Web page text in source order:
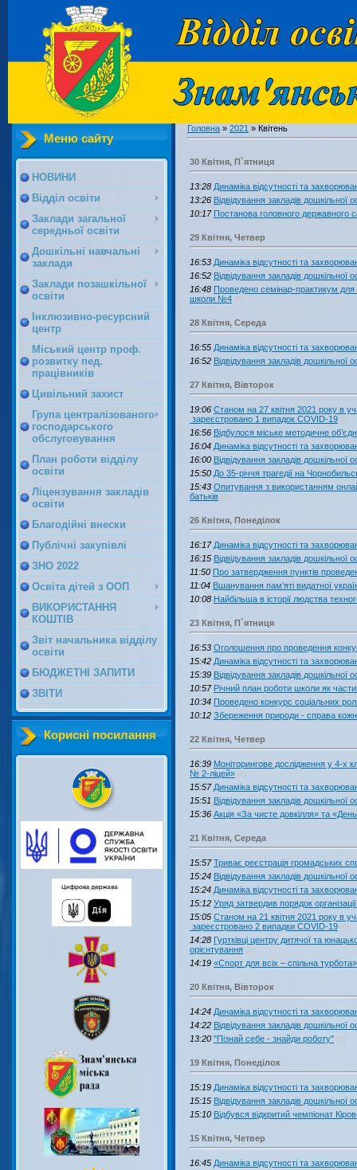
Меню сайту
НОВИНИ
Відділ освіти
Заклади загальної
середньої освіти
Дошкільні навчальні
заклади
Заклади позашкільної
освіти
Інклюзивно-ресурсний
центр
Міський центр проф.
розвитку пед.
працівників
Цивільний захист
Група централізованого
господарського
обслуговування
План роботи відділу
освіти
Ліцензування закладів
освіти
Благодійні внески
Публічні закупівлі
ЗНО 2022
Освіта дітей з ООП
ВИКОРИСТАННЯ
КОШТІВ
Звіт начальника відділу
освіти
БЮДЖЕТНІ ЗАПИТИ
ЗВІТИ
Корисні посилання
Головна » 2021 » Квітень
30 Квітня, П`ятниця
13:28 Динаміка відсутності та
13:26 Відвідування закладів дошкільної
10:17 Постанова головного державного
29 Квітня, Четвер
16:53 Динаміка відсутності та
16:52 Відвідування закладів дошкільної
16:48 Проведено семінар-практикум для
школи №4
28 Квітня, Середа
16:55 Динаміка відсутності та
16:52 Відвідування закладів дошкільної
27 Квітня, Вівторок
19:06 Станом на 27 квітня 2021 року в
зареєстровано 1 випадок COVID-19
16:56 Відбулося міське методичне
16:04 Динаміка відсутності та
16:00 Відвідування закладів дошкільної
15:50 До 35-річчя трагедії на
15:43 Опитування з використанням
батьків
26 Квітня, Понеділок
16:17 Динаміка відсутності та
16:15 Відвідування закладів дошкільної
11:50 Про затвердження пунктів
11:04 Вшанування пам’яті видатної
10:08 Найбільша в історії людства
23 Квітня, П`ятниця
16:53 Оголошення про проведення
15:42 Динаміка відсутності та
15:39 Відвідування закладів дошкільної
10:57 Річний план роботи школи як
10:34 Проведено конкурс соціальних
10:12 Збереження природи - справа
22 Квітня, Четвер
16:39 Моніторингове дослідження у 4-х
№ 2-ліцей»
15:57 Динаміка відсутності та
15:51 Відвідування закладів дошкільної
15:36 Акція «За чисте довкілля» та
21 Квітня, Середа
15:57 Триває реєстрація громадських
15:24 Відвідування закладів дошкільної
15:24 Динаміка відсутності та
15:12 Уряд затвердив порядок
15:05 Станом на 21 квітня 2021 року в
зареєстровано 2 випадки COVID-19
14:28 Гуртківці центру дитячої та
орієнтування
14:19 «Спорт для всіх – спільна турбота»
20 Квітня, Вівторок
14:24 Динаміка відсутності та
14:22 Відвідування закладів дошкільної
13:20 "Пізнай себе - знайди роботу"
19 Квітня, Понеділок
15:19 Динаміка відсутності та
15:15 Відвідування закладів дошкільної
15:10 Відбувся відкритий чемпіонат
15 Квітня, Четвер
16:45 Динаміка відсутності та